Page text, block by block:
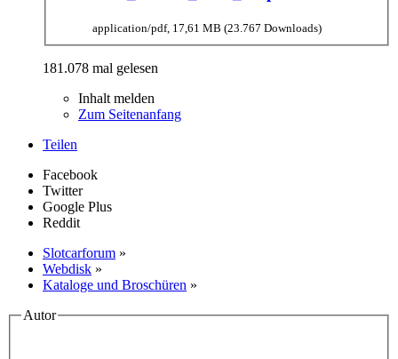
application/pdf, 17,61 MB (23.767 Downloads)
181.078 mal gelesen
Inhalt melden
Zum Seitenanfang
Teilen
Facebook
Twitter
Google Plus
Reddit
Slotcarforum »
Webdisk »
Kataloge und Broschüren »
Autor